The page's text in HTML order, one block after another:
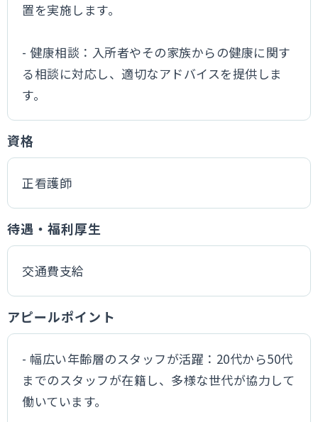
置を実施します。
- 健康相談：入所者やその家族からの健康に関す
る相談に対応し、適切なアドバイスを提供しま
す。
資格
正看護師
待遇・福利厚生
交通費支給
アピールポイント
- 幅広い年齢層のスタッフが活躍：20代から50代
までのスタッフが在籍し、多様な世代が協力して
働いています。